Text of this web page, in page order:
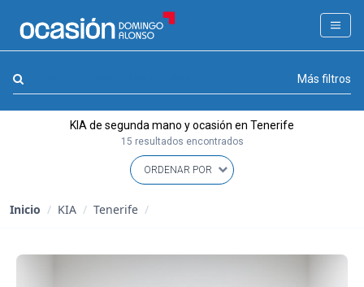
FILTROS
APPROVED
Modelo
Más filtros
KIA de segunda mano y ocasión en Tenerife
15 resultados encontrados
Inicio / KIA / Tenerife /